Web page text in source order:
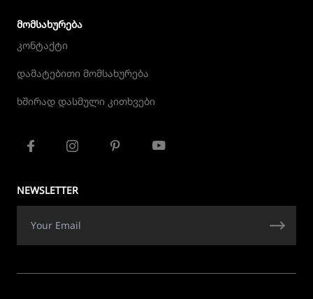
ᲛᲝᲛᲡᲐᲮᲣᲠᲔᲑᲐ
კონტაქტი
დამატებითი მომსახურება
ხშირად დასმული კითხვები
NEWSLETTER